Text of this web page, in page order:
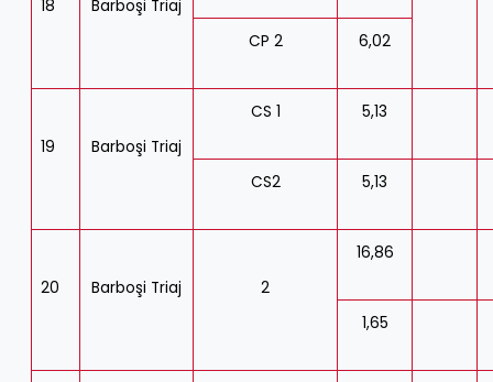
18
Barboşi Triaj
CP 2
6,02
19 Barboşi Triaj
CS 1 5,13
CS2 5,13
20 Barboşi Triaj 2
16,86
1,65